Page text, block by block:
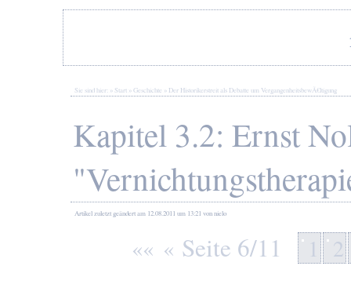
Sie sind hier: » Start »Geschichte » Der Historikerstreit als Debatte um VergangenheitsbewÃ€ltigung
Kapitel 3.2: Ernst
Artikelzuletzt geändert am 12.08.2011 um 13:21 von nielo
«« « Seite 6/11 1 2